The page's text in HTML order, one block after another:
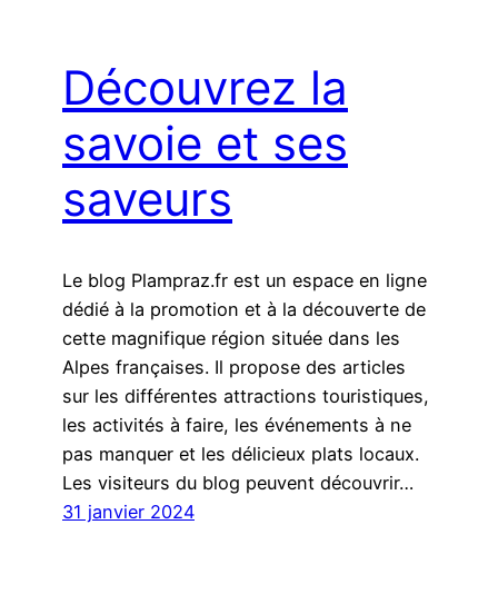
Découvrez la
savoie et ses
saveurs
Le blog Plampraz.fr est un espace en ligne
dédié à la promotion et à la découverte de
cette magnifique région située dans les
Alpes françaises. Il propose des articles
sur les différentes attractions touristiques,
les activités à faire, les événements à ne
pas manquer et les délicieux plats locaux.
Les visiteurs du blog peuvent découvrir…
31 janvier 2024